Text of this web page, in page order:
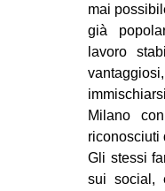
mai
già
lavoro
Milano
riconosciuti
Gli stessi
sui social,